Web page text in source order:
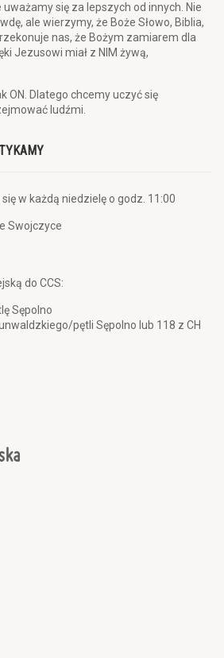
uważamy się za lepszych od innych. Nie
ale wierzymy, że Boże Słowo, Biblia,
nas, że Bożym zamiarem dla
Jezusowi miał z NIM żywą,
ON. Dlatego chcemy uczyć się
ludźmi.
w każdą niedzielę o godz. 11:00
Swojczyce
do CCS:
Sępolno
pętli Sępolno lub 118 z CH